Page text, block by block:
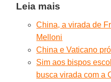
Leia mais
China, a virada de
Melloni
China e Vaticano
Sim aos bispos
busca virada com a